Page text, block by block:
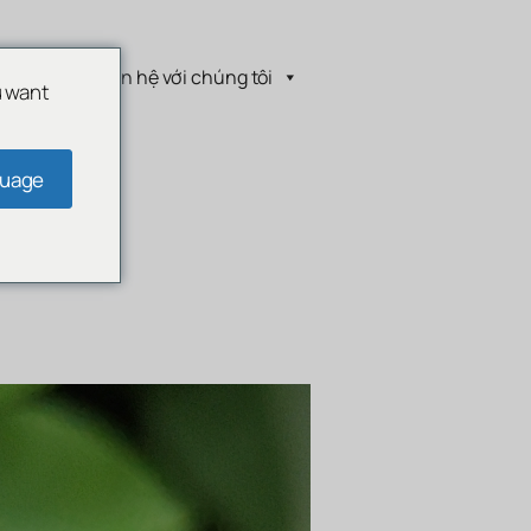
Liên hệ với chúng tôi
want